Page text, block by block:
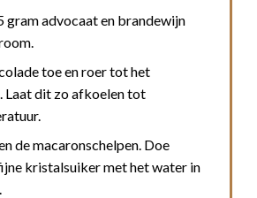
gram advocaat en brandewijn
toe en roer tot het
Laat dit zo afkoelen tot
de macaronschelpen. Doe
kristalsuiker met het water in